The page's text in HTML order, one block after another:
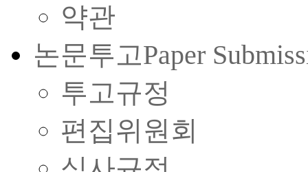
약관
논문투고Paper
투고규정
편집위원회